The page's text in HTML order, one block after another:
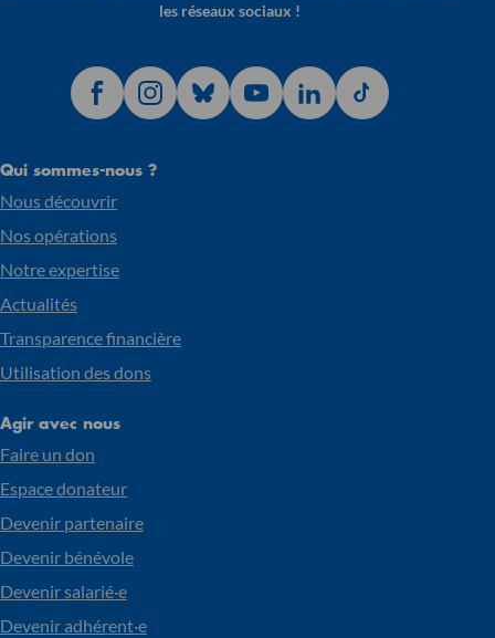
les réseaux sociaux !
Qui sommes-nous ?
Nous découvrir
Nos opérations
Notre expertise
Actualités
Transparence financière
Utilisation des dons
Agir avec nous
Faire un don
Espace donateur
Devenir partenaire
Devenir bénévole
Devenir salarié·e
Devenir adhérent·e